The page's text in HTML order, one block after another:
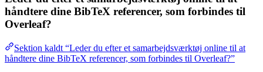
håndtere dine BibTeX referencer, som forbindes til
Overleaf?
Sektion kaldt “Leder du efter et samarbejdsværktøj online til at
håndtere dine BibTeX referencer, som forbindes til Overleaf?”